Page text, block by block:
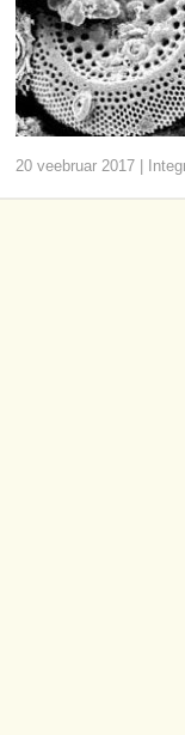
20 veebruar 2017